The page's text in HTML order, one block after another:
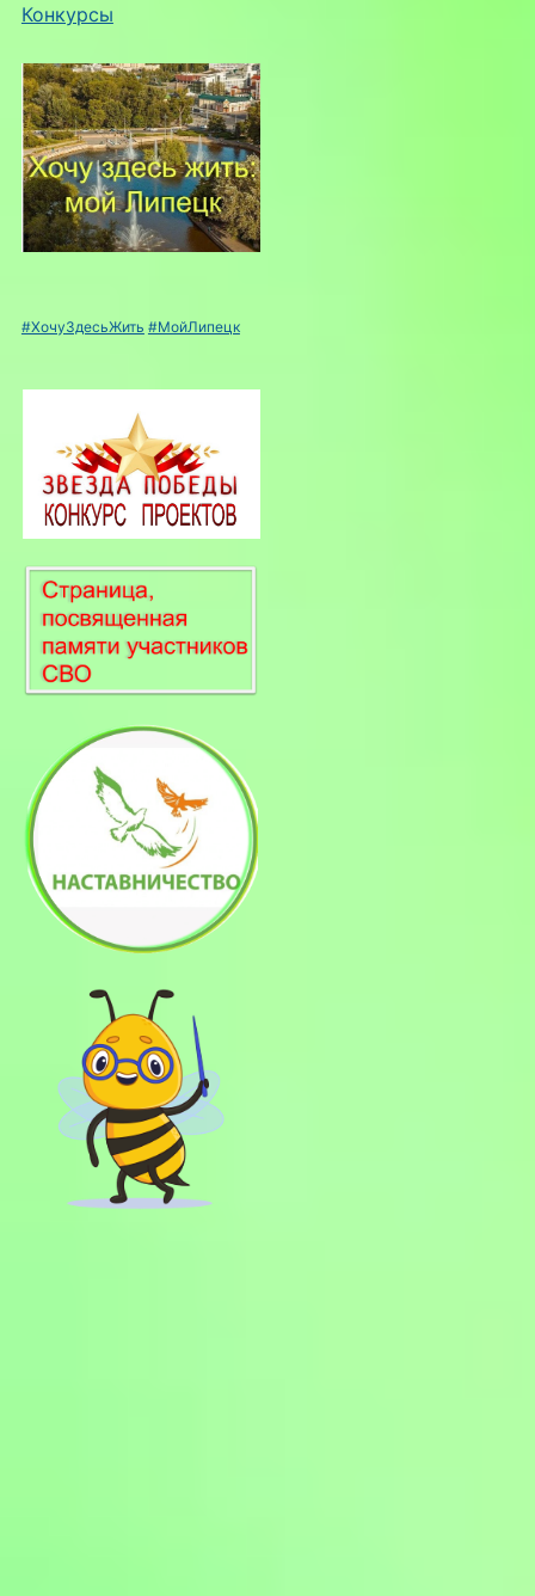
Конкурсы
#ХочуЗдесьЖить #МойЛипецк